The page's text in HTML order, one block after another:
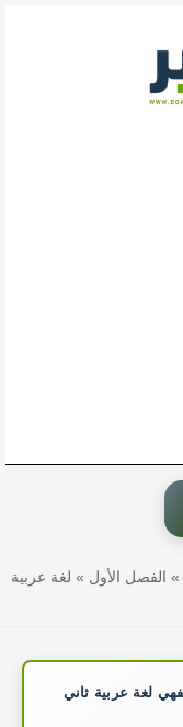
» الفصل الأول » لغة عربية
لغة عربية ثاني